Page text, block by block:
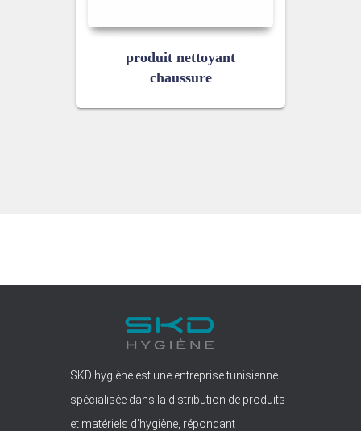
produit nettoyant
chaussure
SKD hygiène est une entreprise tunisienne
spécialisée dans la distribution de produits
et matériels d’hygiène, répondant